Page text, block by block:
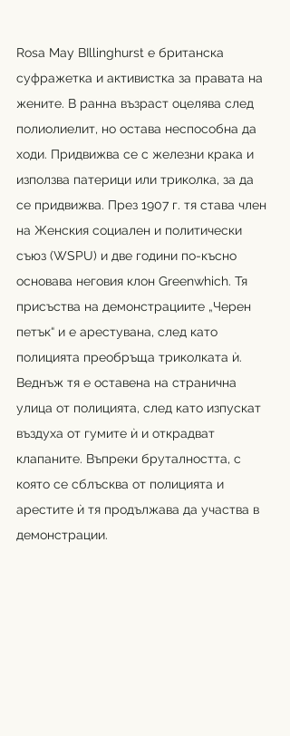
Rosa May BIllinghurst е британска
суфражетка и активистка за правата на
жените. В ранна възраст оцелява след
полиолиелит, но остава неспособна да
ходи. Придвижва се с железни крака и
използва патерици или триколка, за да
се придвижва. През 1907 г. тя става член
на Женския социален и политически
съюз (WSPU) и две години по-късно
основава неговия клон Greenwhich. Тя
присъства на демонстрациите „Черен
петък“ и е арестувана, след като
полицията преобръща триколката ѝ.
Веднъж тя е оставена на странична
улица от полицията, след като изпускат
въздуха от гумите ѝ и открадват
клапаните. Въпреки бруталността, с
която се сблъсква от полицията и
арестите ѝ тя продължава да участва в
демонстрации.